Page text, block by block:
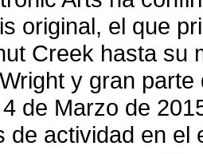
original, el que
Creek hasta su
y gran
de Marzo de
de actividad en el